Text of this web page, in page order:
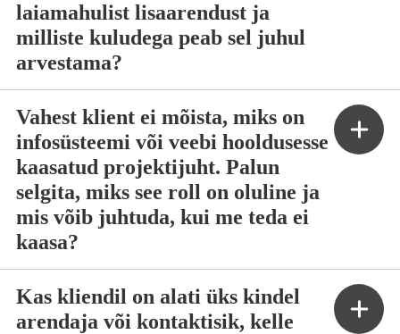
laiamahulist lisaarendust ja
milliste kuludega peab sel juhul
arvestama?
Vahest klient ei mõista, miks on
infosüsteemi või veebi hooldusesse
kaasatud projektijuht. Palun
selgita, miks see roll on oluline ja
mis võib juhtuda, kui me teda ei
kaasa?
Kas kliendil on alati üks kindel
arendaja või kontaktisik, kelle